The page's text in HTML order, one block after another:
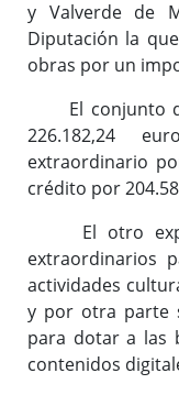
y Valverde de
Diputación la
obras por un
El conjunto
226.182,24
extraordinario
crédito por
El otro
extraordinarios
actividades
y por otra parte
para dotar a las
contenidos